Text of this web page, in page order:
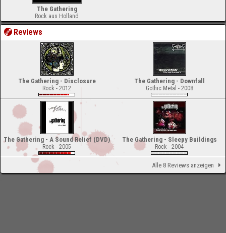
The Gathering
Rock aus Holland
Reviews
The Gathering - Disclosure
Rock - 2012
The Gathering - Downfall
Gothic Metal - 2008
The Gathering - A Sound Relief (DVD)
Rock - 2005
The Gathering - Sleepy Buildings
Rock - 2004
Alle 8 Reviews anzeigen